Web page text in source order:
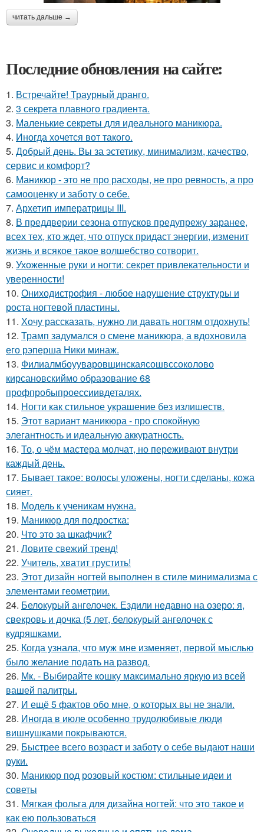
читать дальше →
Последние обновления на сайте:
1. Встречайте! Траурный дранго.
2. 3 секрета плавного градиента.
3. Маленькие секреты для идеального маникюра.
4. Иногда хочется вот такого.
5. Добрый день. Вы за эстетику, минимализм, качество,
сервис и комфорт?
6. Маникюр - это не про расходы, не про ревность, а про
самооценку и заботу о себе.
7. Архетип императрицы III.
8. В преддверии сезона отпусков предупрежу заранее,
всех тех, кто ждет, что отпуск придаст энергии, изменит
жизнь и всякое такое волшебство сотворит.
9. Ухоженные руки и ногти: секрет привлекательности и
уверенности!
10. Ониходистрофия - любое нарушение структуры и
роста ногтевой пластины.
11. Хочу рассказать, нужно ли давать ногтям отдохнуть!
12. Трамп задумался о смене маникюра, а вдохновила
его рэперша Ники минаж.
13. Филиалмбоууваровщинскаясошвссоколово
кирсановскиймо образование 68
профпробыпроессиивдеталях.
14. Ногти как стильное украшение без излишеств.
15. Этот вариант маникюра - про спокойную
элегантность и идеальную аккуратность.
16. То, о чём мастера молчат, но переживают внутри
каждый день.
17. Бывает такое: волосы уложены, ногти сделаны, кожа
сияет.
18. Модель к ученикам нужна.
19. Маникюр для подростка:
20. Что это за шкафчик?
21. Ловите свежий тренд!
22. Учитель, хватит грустить!
23. Этот дизайн ногтей выполнен в стиле минимализма с
элементами геометрии.
24. Белокурый ангелочек. Ездили недавно на озеро: я,
свекровь и дочка (5 лет, белокурый ангелочек с
кудряшками.
25. Когда узнала, что муж мне изменяет, первой мыслью
было желание подать на развод.
26. Мк. - Выбирайте кошку максимально яркую из всей
вашей палитры.
27. И ещё 5 фактов обо мне, о которых вы не знали.
28. Иногда в июле особенно трудолюбивые люди
вишнушками покрываются.
29. Быстрее всего возраст и заботу о себе выдают наши
руки.
30. Маникюр под розовый костюм: стильные идеи и
советы
31. Мягкая фольга для дизайна ногтей: что это такое и
как ею пользоваться